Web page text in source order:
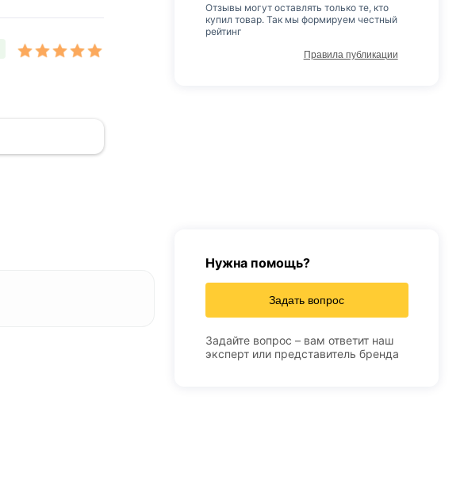
Отзывы могут оставлять только те, кто
купил товар. Так мы формируем честный
рейтинг
Правила публикации
Нужна помощь?
Задать вопрос
Задайте вопрос – вам ответит наш
эксперт или представитель бренда